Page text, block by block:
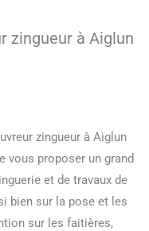
zingueur à Aiglun
zingueur à Aiglun
vous proposer un grand
et de travaux de
bien sur la pose et les
sur les faitières,